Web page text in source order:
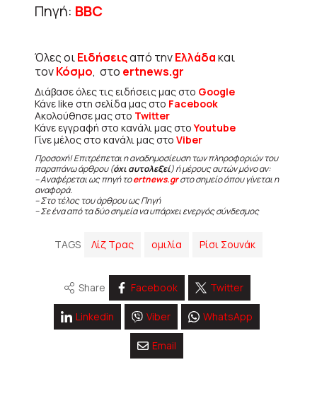
Πηγή: BBC
Όλες οιΕιδήσειςαπό τηνΕλλάδακαι
τονΚόσμο, στο ertnews.gr
Διάβασε όλες τις ειδήσεις μας στο Google
Κάνε like στη σελίδα μας στο Facebook
Ακολούθησε μας στο Twitter
Κάνε εγγραφή στο κανάλι μας στοYoutube
Γίνε μέλος στο κανάλι μας στο Viber
Προσοχή! Επιτρέπεται η αναδημοσίευση των πληροφοριών του
παραπάνω άρθρου (όχι αυτολεξεί) ή μέρους αυτών μόνο αν:
– Αναφέρεται ως πηγή τοertnews.grστο σημείο όπου γίνεται η
αναφορά.
– Στο τέλος του άρθρου ως Πηγή
– Σε ένα από τα δύο σημεία να υπάρχει ενεργός σύνδεσμος
TAGS Λίζ Τρας ομιλία Ρίσι Σουνάκ
Share Facebook Twitter
Linkedin Viber WhatsApp
Email